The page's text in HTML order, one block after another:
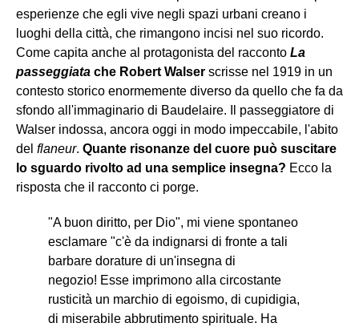
esperienze che egli vive negli spazi urbani creano i
luoghi della città, che rimangono incisi nel suo ricordo.
Come capita anche al protagonista del racconto La
passeggiata che Robert Walser scrisse nel 1919 in un
contesto storico enormemente diverso da quello che fa da
sfondo all'immaginario di Baudelaire. Il passeggiatore di
Walser indossa, ancora oggi in modo impeccabile, l'abito
del flaneur. Quante risonanze del cuore può suscitare
lo sguardo rivolto ad una semplice insegna? Ecco la
risposta che il racconto ci porge.
"A buon diritto, per Dio", mi viene spontaneo
esclamare "c'è da indignarsi di fronte a tali
barbare dorature di un'insegna di
negozio! Esse imprimono alla circostante
rusticità un marchio di egoismo, di cupidigia,
di miserabile abbrutimento spirituale. Ha